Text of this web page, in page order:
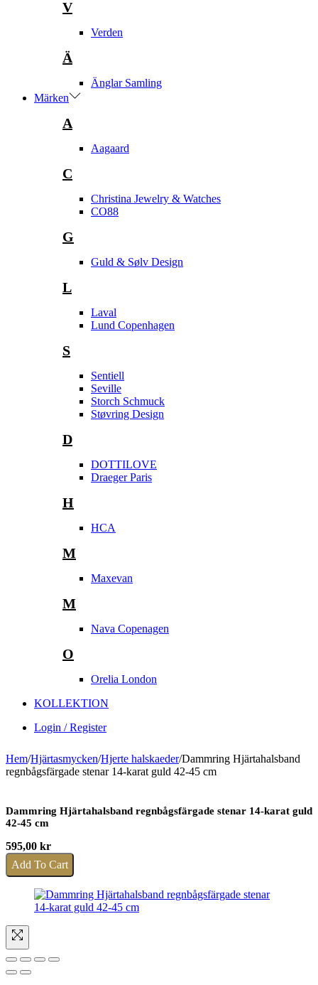
V
Verden
Ä
Änglar Samling
Märken
A
Aagaard
C
Christina Jewelry & Watches
CO88
G
Guld & Sølv Design
L
Laval
Lund Copenhagen
S
Sentiell
Seville
Storch Schmuck
Støvring Design
D
DOTTILOVE
Draeger Paris
H
HCA
M
Maxevan
M
Nava Copenagen
O
Orelia London
KOLLEKTION
Login / Register
Hem/Hjärtasmycken/Hjerte halskaeder/Dammring Hjärtahalsband
regnbågsfärgade stenar 14-karat guld 42-45 cm
Dammring Hjärtahalsband regnbågsfärgade stenar 14-karat guld
42-45 cm
595,00 kr
Add To Cart